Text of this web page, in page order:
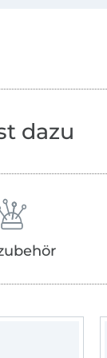
an was wir
Woche ein
wünscht
dazu